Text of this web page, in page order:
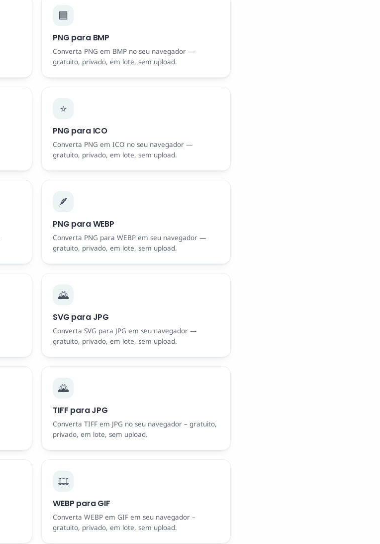
🟦
PNG para BMP
Converta PNG em BMP no seu navegador —
gratuito, privado, em lote, sem upload.
⭐
PNG para ICO
Converta PNG em ICO no seu navegador —
gratuito, privado, em lote, sem upload.
🪶
PNG para WEBP
Converta PNG para WEBP em seu navegador —
gratuito, privado, em lote, sem upload.
🌄
SVG para JPG
Converta SVG para JPG em seu navegador —
gratuito, privado, em lote, sem upload.
🌄
TIFF para JPG
Converta TIFF em JPG no seu navegador – gratuito,
privado, em lote, sem upload.
🎞️
WEBP para GIF
Converta WEBP em GIF em seu navegador –
gratuito, privado, em lote, sem upload.